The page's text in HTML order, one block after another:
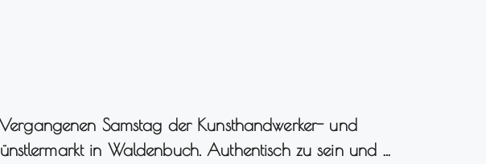
Vergangenen Samstag der Kunsthandwerker- und
in Waldenbuch. Authentisch zu sein und …